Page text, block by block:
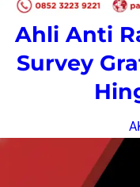
Ahli Anti
Survey